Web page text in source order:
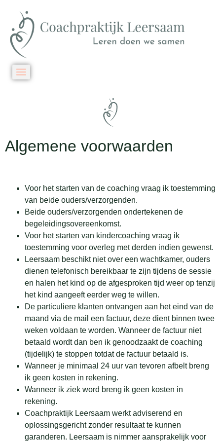
Algemene voorwaarden
Voor het starten van de coaching vraag ik toestemming
van beide ouders/verzorgenden.
Beide ouders/verzorgenden ondertekenen de
begeleidingsovereenkomst.
Voor het starten van kindercoaching vraag ik
toestemming voor overleg met derden indien gewenst.
Leersaam beschikt niet over een wachtkamer, ouders
dienen telefonisch bereikbaar te zijn tijdens de sessie
en halen het kind op de afgesproken tijd weer op tenzij
het kind aangeeft eerder weg te willen.
De particuliere klanten ontvangen aan het eind van de
maand via de mail een factuur, deze dient binnen twee
weken voldaan te worden. Wanneer de factuur niet
betaald wordt dan ben ik genoodzaakt de coaching
(tijdelijk) te stoppen totdat de factuur betaald is.
Wanneer je minimaal 24 uur van tevoren afbelt breng
ik geen kosten in rekening.
Wanneer ik ziek word breng ik geen kosten in
rekening.
Coachpraktijk Leersaam werkt adviserend en
oplossingsgericht zonder resultaat te kunnen
garanderen. Leersaam is nimmer aansprakelijk voor